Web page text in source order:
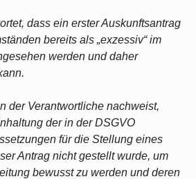
dass ein erster Auskunftsantrag
bereits als „exzessiv“ im
werden und daher
der Verantwortliche nachweist,
der in der DSGVO
für die Stellung eines
Antrag nicht gestellt wurde, um
bewusst zu werden und deren